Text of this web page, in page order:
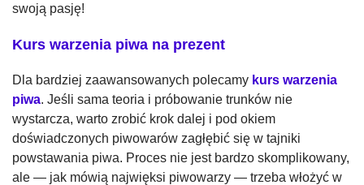
swoją pasję!
Kurs warzenia piwa na prezent
Dla bardziej zaawansowanych polecamy kurs warzenia
piwa. Jeśli sama teoria i próbowanie trunków nie
wystarcza, warto zrobić krok dalej i pod okiem
doświadczonych piwowarów zagłębić się w tajniki
powstawania piwa. Proces nie jest bardzo skomplikowany,
ale — jak mówią najwięksi piwowarzy — trzeba włożyć w